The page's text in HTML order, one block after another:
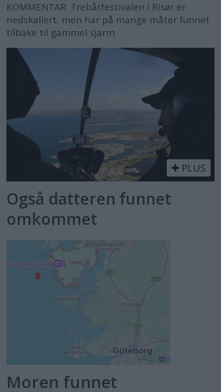
KOMMENTAR: Trebåtfestivalen i Risør er
nedskallert, men har på mange måter funnet
tilbake til gammel sjarm.
PLUS
Også datteren funnet
omkommet
Moren funnet